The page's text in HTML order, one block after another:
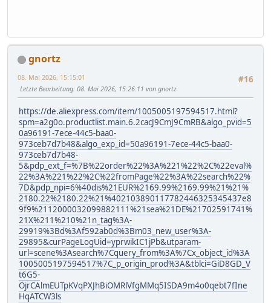
gnortz
#16
08. Mai 2026, 15:15:01
Letzte Bearbeitung: 08. Mai 2026, 15:26:11 von gnortz
https://de.aliexpress.com/item/1005005197594517.html?
spm=a2g0o.productlist.main.6.2cacJ9CmJ9CmRB&algo_pvid=5
0a96191-7ece-44c5-baa0-
973ceb7d7b48&algo_exp_id=50a96191-7ece-44c5-baa0-
973ceb7d7b48-
5&pdp_ext_f=%7B%22order%22%3A%221%22%2C%22eval%
22%3A%221%22%2C%22fromPage%22%3A%22search%22%
7D&pdp_npi=6%40dis%21EUR%2169.99%2169.99%21%21%
2180.22%2180.22%21%402103890117782446325345437e8
9f9%2112000032099882111%21sea%21DE%21702591741%
21X%211%210%21n_tag%3A-
29919%3Bd%3Af592ab0d%3Bm03_new_user%3A-
29895&curPageLogUid=yprwikIC1jPb&utparam-
url=scene%3Asearch%7Cquery_from%3A%7Cx_object_id%3A
1005005197594517%7C_p_origin_prod%3A&tblci=GiD8GD_V
t6G5-
OjrCAlmEUTpKVqPXJhBiOMRlVfgMMq5ISDA9m4o0qebt7fIne
HqATCW3ls